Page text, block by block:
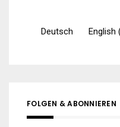
Deutsch English
FOLGEN & ABONNIEREN